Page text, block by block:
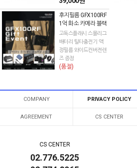
후지필름 GFX100RF
1억 화소 카메라 블랙
고독스플래시 스몰리그
배터리 틸타충전기 액
정필름 와이드컨버젼렌
즈 증정
(품절)
COMPANY PRIVACY POLICY
AGREEMENT CS CENTER
CS CENTER
02.776.5225